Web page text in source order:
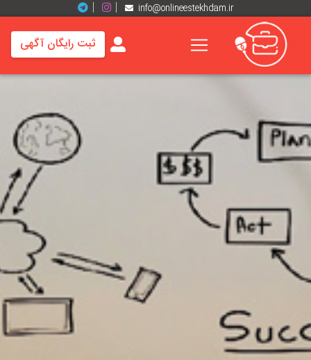
info@onlineestekhdam.ir
خانه
شغلی
برند
رزومه
ها
اخبار
تماس
با
ثبت رایگان آگهی